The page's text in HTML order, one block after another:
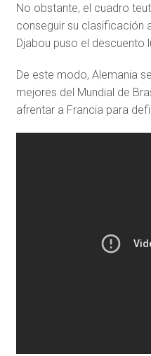
No obstante, el cuadro
conseguir su clasificación
Djabou puso el descuento
De este modo, Alemania
mejores del Mundial de
afrentar a Francia para